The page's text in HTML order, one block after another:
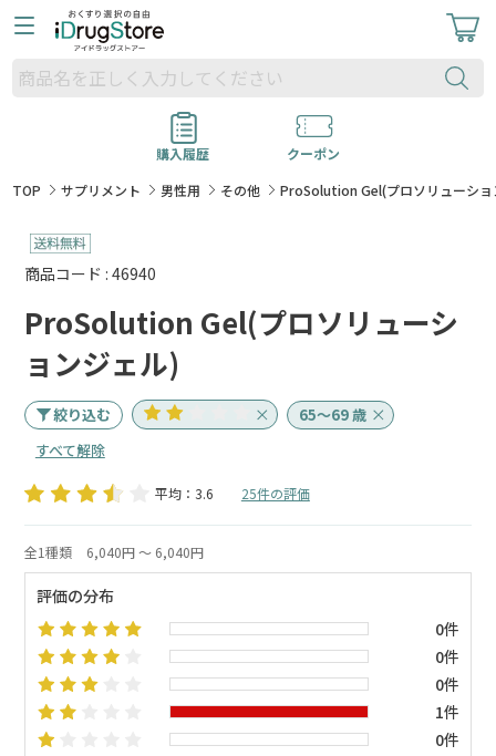
購入履歴
クーポン
TOP
サプリメント 男性用 その他 ProSolution Gel(プロソリューショ
商品コード : 46940
ProSolution Gel(プロソリューシ
ョンジェル)
絞り込む
65～69 歳
すべて解除
平均：3.6 25件の評価
全1種類 6,040円 ～ 6,040円
評価の分布
0件
0件
0件
1件
0件